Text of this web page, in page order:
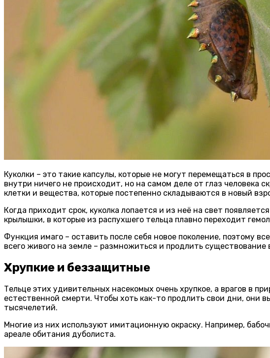
Куколки – это такие капсулы, которые не могут перемещаться в
внутри ничего не происходит, но на самом деле от глаз человека
клетки и вещества, которые постепенно складываются в новый
Когда приходит срок, куколка лопается и из неё на свет
крылышки, в которые из распухшего тельца плавно переходит
Функция имаго – оставить после себя новое поколение, поэтому
всего живого на земле – размножиться и продлить существование
Хрупкие и беззащитные
Тельце этих удивительных насекомых очень хрупкое, а врагов в
естественной смерти. Чтобы хоть как-то продлить свои дни,
тысячелетий.
Многие из них используют имитационную окраску. Например,
ареале обитания дуболиста.